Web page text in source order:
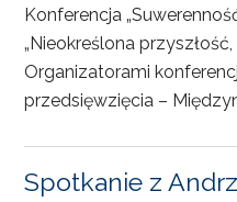
Konferencja
„Nieokreślona
Organizatorami
przedsięwzięcia –
Spotkanie z